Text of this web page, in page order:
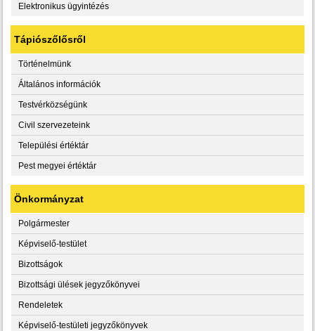
Elektronikus ügyintézés
Tápiószőlősről
Történelmünk
Általános információk
Testvérközségünk
Civil szervezeteink
Települési értéktár
Pest megyei értéktár
Önkormányzat
Polgármester
Képviselő-testület
Bizottságok
Bizottsági ülések jegyzőkönyvei
Rendeletek
Képviselő-testületi jegyzőkönyvek